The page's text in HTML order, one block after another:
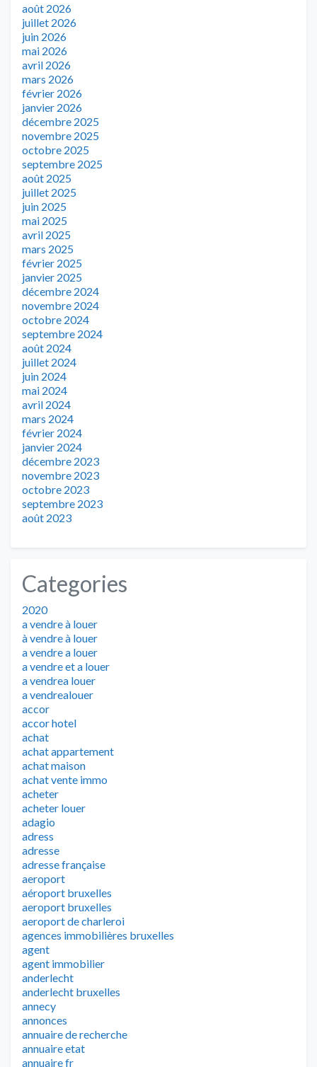
août 2026
juillet 2026
juin 2026
mai 2026
avril 2026
mars 2026
février 2026
janvier 2026
décembre 2025
novembre 2025
octobre 2025
septembre 2025
août 2025
juillet 2025
juin 2025
mai 2025
avril 2025
mars 2025
février 2025
janvier 2025
décembre 2024
novembre 2024
octobre 2024
septembre 2024
août 2024
juillet 2024
juin 2024
mai 2024
avril 2024
mars 2024
février 2024
janvier 2024
décembre 2023
novembre 2023
octobre 2023
septembre 2023
août 2023
Categories
2020
a vendre à louer
à vendre à louer
a vendre a louer
a vendre et a louer
a vendrea louer
a vendrealouer
accor
accor hotel
achat
achat appartement
achat maison
achat vente immo
acheter
acheter louer
adagio
adress
adresse
adresse française
aeroport
aéroport bruxelles
aeroport bruxelles
aeroport de charleroi
agences immobilières bruxelles
agent
agent immobilier
anderlecht
anderlecht bruxelles
annecy
annonces
annuaire de recherche
annuaire etat
annuaire fr